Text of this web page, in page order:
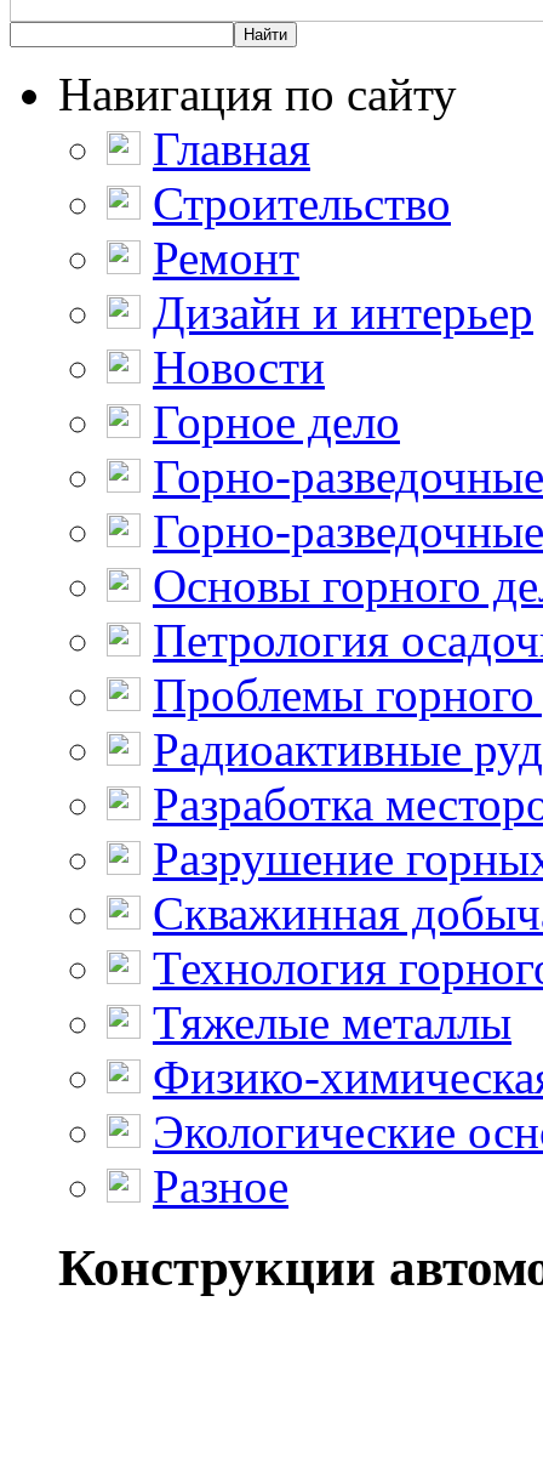
Навигация по сайту
Главная
Строительство
Ремонт
Дизайн и интерьер
Новости
Горное дело
Горно-
Горно-
Основы горного
Петрология
Проблемы горного
Радиоактивные
Разработка
Разрушение
Скважинная
Технология
Тяжелые металлы
Физико-
Экологические
Разное
Конструкции